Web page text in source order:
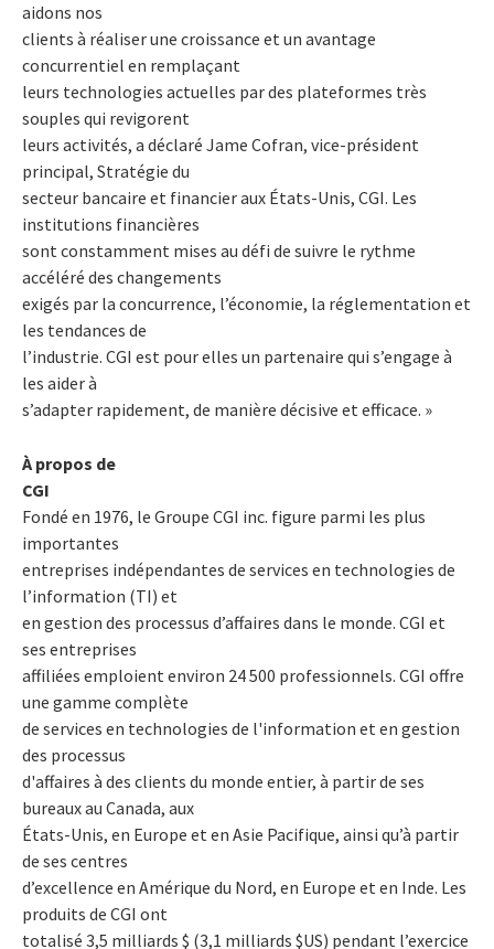
aidons nos
clients à réaliser une croissance et un avantage
concurrentiel en remplaçant
leurs technologies actuelles par des plateformes très
souples qui revigorent
leurs activités, a déclaré Jame Cofran, vice-président
principal, Stratégie du
secteur bancaire et financier aux États-Unis, CGI. Les
institutions financières
sont constamment mises au défi de suivre le rythme
accéléré des changements
exigés par la concurrence, l’économie, la réglementation et
les tendances de
l’industrie. CGI est pour elles un partenaire qui s’engage à
les aider à
s’adapter rapidement, de manière décisive et efficace. »
À propos de
CGI
Fondé en 1976, le Groupe CGI inc. figure parmi les plus
importantes
entreprises indépendantes de services en technologies de
l’information (TI) et
en gestion des processus d’affaires dans le monde. CGI et
ses entreprises
affiliées emploient environ 24 500 professionnels. CGI offre
une gamme complète
de services en technologies de l'information et en gestion
des processus
d'affaires à des clients du monde entier, à partir de ses
bureaux au Canada, aux
États-Unis, en Europe et en Asie Pacifique, ainsi qu’à partir
de ses centres
d’excellence en Amérique du Nord, en Europe et en Inde. Les
produits de CGI ont
totalisé 3,5 milliards $ (3,1 milliards $US) pendant l’exercice